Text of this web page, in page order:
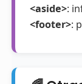
<aside>:
<footer>: